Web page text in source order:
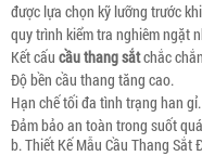
được lựa chọn kỹ lưỡng trước
quy trình kiểm tra nghiêm ngặt
Kết cấu cầu thang sắtchắc
Độ bền cầu thang tăng cao.
Hạn chế tối đa tình trạng han gỉ.
Đảm bảo an toàn trong suốt
b. Thiết Kế Mẫu Cầu Thang Sắt